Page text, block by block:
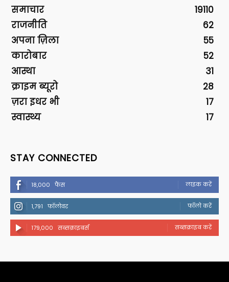
समाचार
19110
राजनीति
62
अपना ज़िला
55
कारोबार
52
आस्था
31
क्राइम ब्यूरो
28
ज़रा इधर भी
17
स्वास्थ्य
17
STAY CONNECTED
18,000 फैंस लाइक करें
1,791 फॉलोवर फॉलो करें
179,000 सब्सक्राइबर्स सब्सक्राइब करें